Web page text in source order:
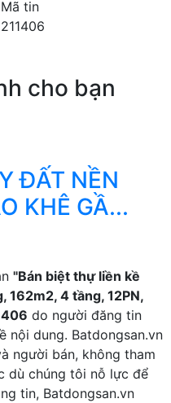
Mã tin
211406
cho bạn
ĐẤT NỀN
KHÊ GẦ...
"Bán biệt thự liền kề
162m2, 4 tầng, 12PN,
do người đăng tin
nội dung. Batdongsan.vn
người bán, không tham
dù chúng tôi nỗ lực để
tin, Batdongsan.vn